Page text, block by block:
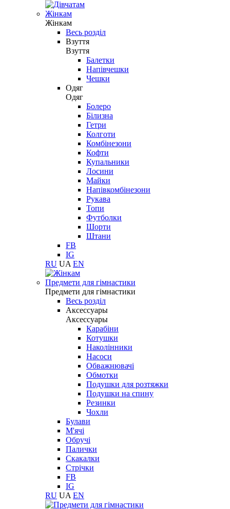
Жінкам
Жінкам
Весь розділ
Взуття
Взуття
Балетки
Напівчешки
Чешки
Одяг
Одяг
Болеро
Білизна
Гетри
Колготи
Комбінезони
Кофти
Купальники
Лосини
Майки
Напівкомбінезони
Рукава
Топи
Футболки
Шорти
Штани
FB
IG
RU UA EN
Предмети для гімнастики
Предмети для гімнастики
Весь розділ
Аксессуары
Аксессуары
Карабіни
Котушки
Наколінники
Насоси
Обважнювачі
Обмотки
Подушки для розтяжки
Подушки на спину
Резинки
Чохли
Булави
М'ячі
Обручі
Палички
Скакалки
Стрічки
FB
IG
RU UA EN